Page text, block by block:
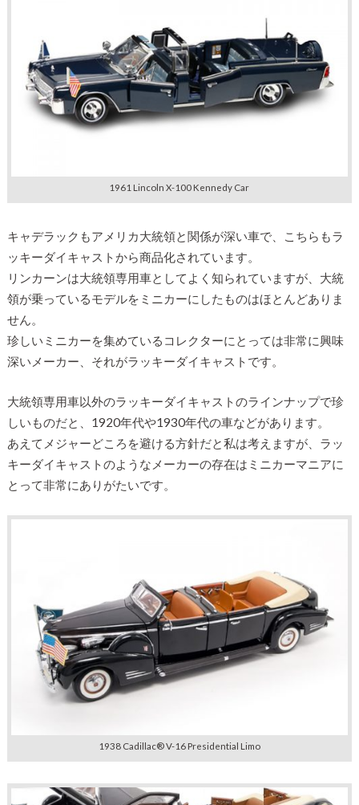
1961 Lincoln X-100 Kennedy Car
キャデラックもアメリカ大統領と関係が深い車で、こちらもラ
ッキーダイキャストから商品化されています。
リンカーンは大統領専用車としてよく知られていますが、大統
領が乗っているモデルをミニカーにしたものはほとんどありま
せん。
珍しいミニカーを集めているコレクターにとっては非常に興味
深いメーカー、それがラッキーダイキャストです。
大統領専用車以外のラッキーダイキャストのラインナップで珍
しいものだと、1920年代や1930年代の車などがあります。
あえてメジャーどころを避ける方針だと私は考えますが、ラッ
キーダイキャストのようなメーカーの存在はミニカーマニアに
とって非常にありがたいです。
1938 Cadillac® V-16 Presidential Limo